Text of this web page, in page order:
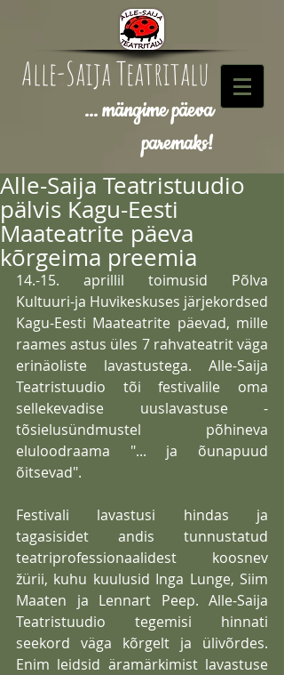
Alle-Saija Teatritalu
... mängime päeva
paremaks!
Alle-Saija Teatristuudio
pälvis Kagu-Eesti
Maateatrite päeva
kõrgeima preemia
14.-15. aprillil toimusid Põlva
Kultuuri-ja Huvikeskuses järjekordsed
Kagu-Eesti Maateatrite päevad, mille
raames astus üles 7 rahvateatrit väga
erinäoliste lavastustega. Alle-Saija
Teatristuudio tõi festivalile oma
sellekevadise uuslavastuse -
tõsielusündmustel põhineva
eluloodraama "... ja õunapuud
õitsevad".
Festivali lavastusi hindas ja
tagasisidet andis tunnustatud
teatriprofessionaalidest koosnev
žürii, kuhu kuulusid Inga Lunge, Siim
Maaten ja Lennart Peep. Alle-Saija
Teatristuudio tegemisi hinnati
seekord väga kõrgelt ja ülivõrdes.
Enim leidsid äramärkimist lavastuse